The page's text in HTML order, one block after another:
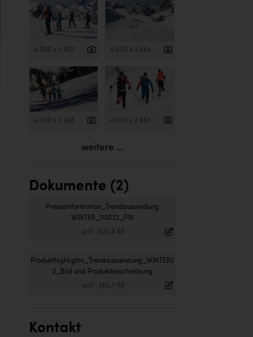
4 000 x 2 667 4 000 x 2 664
4 000 x 2 668 4 000 x 2 667
weitere ...
Dokumente (2)
Presseinformation_Trendaussendung
WINTER_112022_FIN
.pdf 623,8 KB
Produkthighlights_Trendaussendung_WINTER2
2_Bild und Produktbeschreibung
.pdf 965,7 KB
Kontakt